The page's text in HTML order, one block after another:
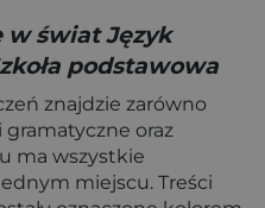
w świat Język
podstawowa
znajdzie zarówno
oraz
ma wszystkie
miejscu. Treści